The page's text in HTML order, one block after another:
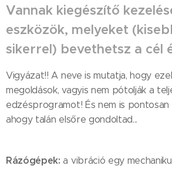
Vannak kiegészítő
eszközök, melyeket
sikerrel) bevethetsz a cél
Vigyázat!! A neve is mutatja, hogy
megoldások, vagyis nem pótolják a
edzésprogramot! És nem is pontosan
ahogy talán elsőre gondoltad...
Rázógépek: a vibráció egy